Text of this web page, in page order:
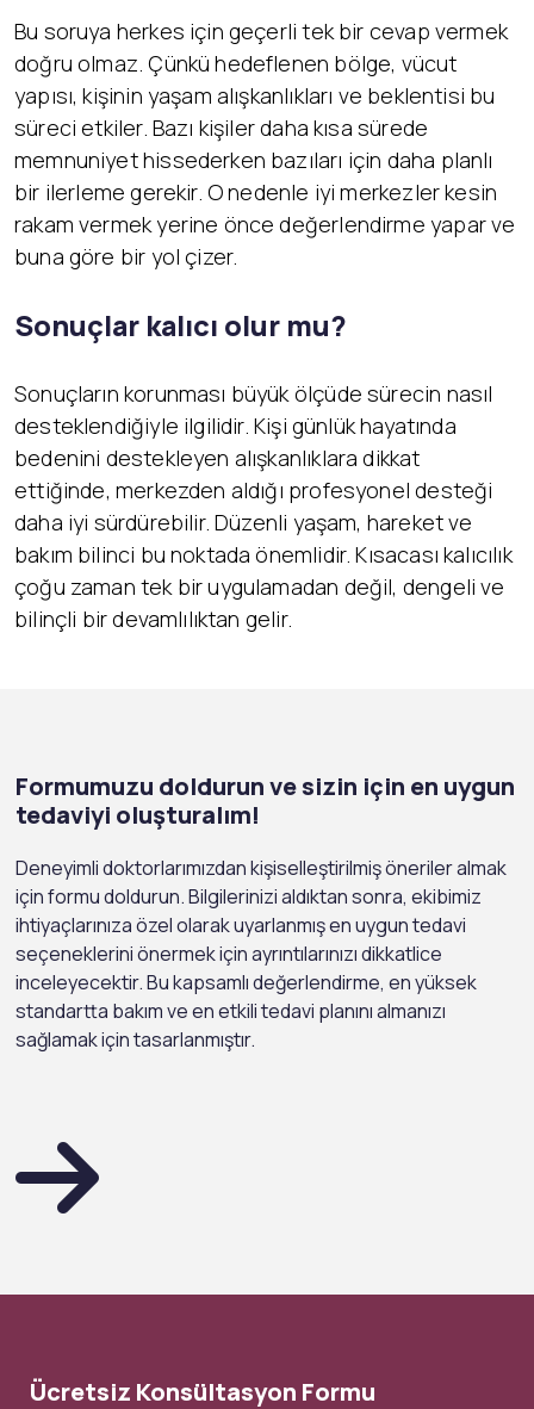
Bu soruya herkes için geçerli tek bir cevap vermek
doğru olmaz. Çünkü hedeflenen bölge, vücut
yapısı, kişinin yaşam alışkanlıkları ve beklentisi bu
süreci etkiler. Bazı kişiler daha kısa sürede
memnuniyet hissederken bazıları için daha planlı
bir ilerleme gerekir. O nedenle iyi merkezler kesin
rakam vermek yerine önce değerlendirme yapar ve
buna göre bir yol çizer.
Sonuçlar kalıcı olur mu?
Sonuçların korunması büyük ölçüde sürecin nasıl
desteklendiğiyle ilgilidir. Kişi günlük hayatında
bedenini destekleyen alışkanlıklara dikkat
ettiğinde, merkezden aldığı profesyonel desteği
daha iyi sürdürebilir. Düzenli yaşam, hareket ve
bakım bilinci bu noktada önemlidir. Kısacası kalıcılık
çoğu zaman tek bir uygulamadan değil, dengeli ve
bilinçli bir devamlılıktan gelir.
Formumuzu doldurun ve sizin için en uygun
tedaviyi oluşturalım!
Deneyimli doktorlarımızdan kişiselleştirilmiş öneriler almak
için formu doldurun. Bilgilerinizi aldıktan sonra, ekibimiz
ihtiyaçlarınıza özel olarak uyarlanmış en uygun tedavi
seçeneklerini önermek için ayrıntılarınızı dikkatlice
inceleyecektir. Bu kapsamlı değerlendirme, en yüksek
standartta bakım ve en etkili tedavi planını almanızı
sağlamak için tasarlanmıştır.
Ücretsiz Konsültasyon Formu